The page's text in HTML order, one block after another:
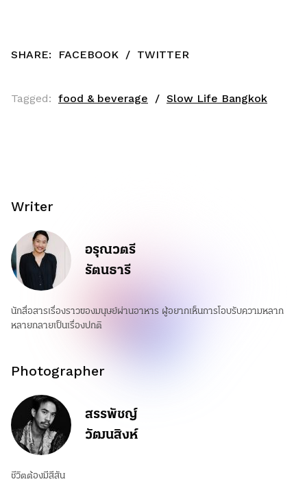
SHARE: FACEBOOK / TWITTER
Tagged: food & beverage Slow Life Bangkok
Writer
อรุณวตรี
รัตนธารี
นักสื่อสารเรื่องราวของมนุษย์ผ่านอาหาร ผู้อยากเห็นการโอบรับความหลาก
หลายกลายเป็นเรื่องปกติ
Photographer
สรรพัชญ์
วัฒนสิงห์
ชีวิตต้องมีสีสัน